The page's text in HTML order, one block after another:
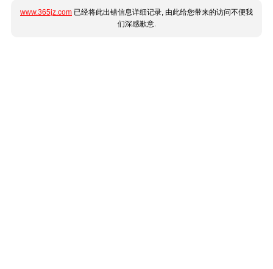
www.365jz.com 已经将此出错信息详细记录, 由此给您带来的访问不便我
们深感歉意.